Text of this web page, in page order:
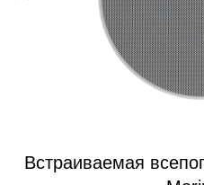
Встраиваемая